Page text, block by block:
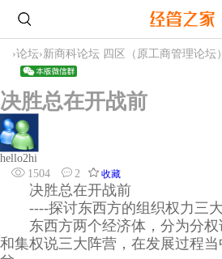
›论坛›新商科论坛 四区（原工商管理论坛）
决胜总在开战前
hello2hi
1504
2 收藏
决胜总在开战前
----探讨东西方的组织权力三
东西方两个经济体，分为分权
和集权说三大阵营，在发展过程